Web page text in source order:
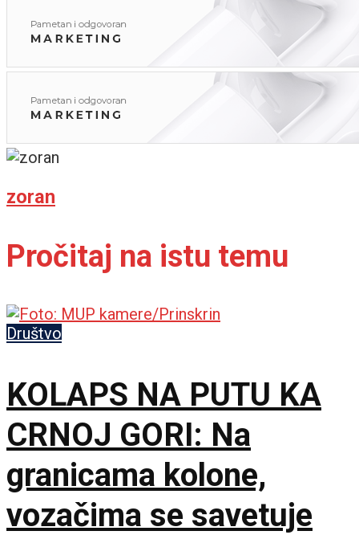
zoran
Pročitaj na istu temu
Društvo
KOLAPS NA PUTU KA
CRNOJ GORI: Na
granicama kolone,
vozačima se savetuje